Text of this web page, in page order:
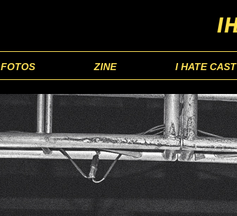
FOTOS ZINE I HATE CAST